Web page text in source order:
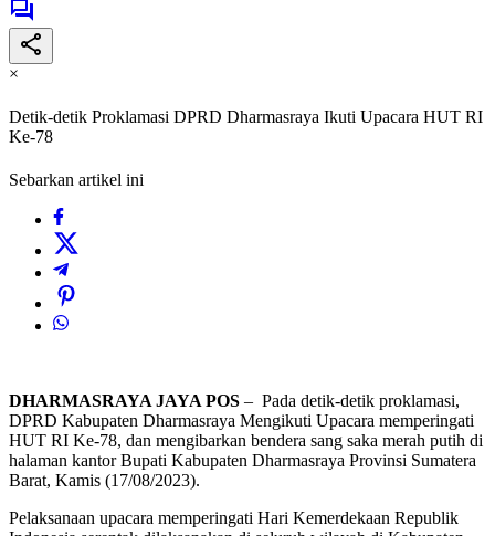
×
Detik-detik Proklamasi DPRD Dharmasraya Ikuti Upacara HUT RI
Ke-78
Sebarkan artikel ini
DHARMASRAYA JAYA POS – Pada detik-detik proklamasi,
DPRD Kabupaten Dharmasraya Mengikuti Upacara memperingati
HUT RI Ke-78, dan mengibarkan bendera sang saka merah putih di
halaman kantor Bupati Kabupaten Dharmasraya Provinsi Sumatera
Barat, Kamis (17/08/2023).
Pelaksanaan upacara memperingati Hari Kemerdekaan Republik